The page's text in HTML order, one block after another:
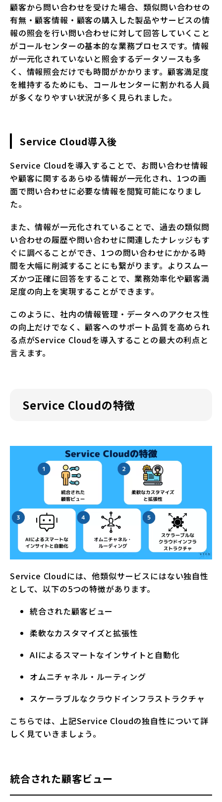
顧客から問い合わせを受けた場合、類似問い合わせの
有無・顧客情報・顧客の購入した製品やサービスの情
報の照会を行い問い合わせに対して回答していくこと
がコールセンターの基本的な業務プロセスです。情報
が一元化されていないと照会するデータソースも多
く、情報照会だけでも時間がかかります。顧客満足度
を維持するためにも、コールセンターに割かれる人員
が多くなりやすい状況が多く見られました。
Service Cloud導入後
Service Cloudを導入することで、お問い合わせ情報
や顧客に関するあらゆる情報が一元化され、1つの画
面で問い合わせに必要な情報を閲覧可能になりまし
た。
また、情報が一元化されていることで、過去の類似問
い合わせの履歴や問い合わせに関連したナレッジもす
ぐに調べることができ、1つの問い合わせにかかる時
間を大幅に削減することにも繋がります。よりスムー
ズかつ正確に回答をすることで、業務効率化や顧客満
足度の向上を実現することができます。
このように、社内の情報管理・データへのアクセス性
の向上だけでなく、顧客へのサポート品質を高められ
る点がService Cloudを導入することの最大の利点と
言えます。
Service Cloudの特徴
Service Cloudには、他類似サービスにはない独自性
として、以下の5つの特徴があります。
統合された顧客ビュー
柔軟なカスタマイズと拡張性
AIによるスマートなインサイトと自動化
オムニチャネル・ルーティング
スケーラブルなクラウドインフラストラクチャ
こちらでは、上記Service Cloudの独自性について詳
しく見ていきましょう。
統合された顧客ビュー